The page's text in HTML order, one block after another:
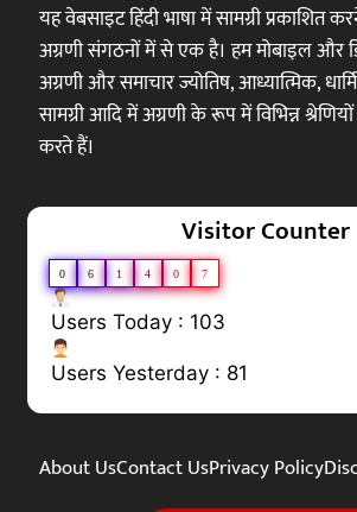
यह वेबसाइट हिंदी भाषा में सामग्री प्रकाशित
अग्रणी संगठनों में से एक है। हम मोबाइल और
अग्रणी और समाचार ज्योतिष, आध्यात्मिक,
सामग्री आदि में अग्रणी के रूप में विभिन्न श्रेणियों
करते हैं।
Visitor Counter
0 6 1 4 0 7
Users Today : 103
Users Yesterday : 81
About UsContact UsPrivacy Policy